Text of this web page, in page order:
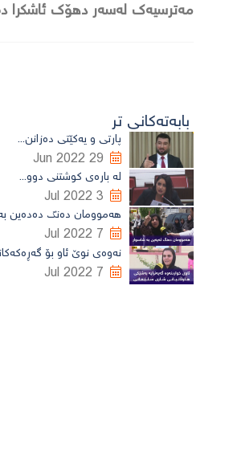
مەترسیەک لەسەر دهۆک ئاشکرا
بابەتەکانی تر
پارتی و یەکێتی دەزانن...
29 Jun 2022
لە بارەی کوشتنى دوو...
3 Jul 2022
هەموومان دەنگ دەدەین
7 Jul 2022
نەوەى نوێ ئاو بۆ
7 Jul 2022